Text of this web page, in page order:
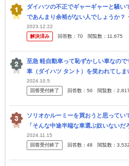
ダイハツの不正でギャーギャーと騒い
であんまり余裕がない人でしょうか？
ハツのタントに乗り続けてます（もう
裕は心の...
2023.12.22
解決済み
回答数： 70 閲覧数： 11,675
至急 軽自動車って恥ずかしい車なの
車（ダイハツ タント）を笑われてしま
2024.10.5
回答受付終了
回答数： 50 閲覧数： 2,817
ソリオかルーミーを買おうと思ってい
「そんな中途半端な車選ぶ奴いない
やスペーシアを買えよ。使い勝手変わ
た。 「軽自...
2024.11.15
回答受付終了
回答数： 48 閲覧数： 3,532